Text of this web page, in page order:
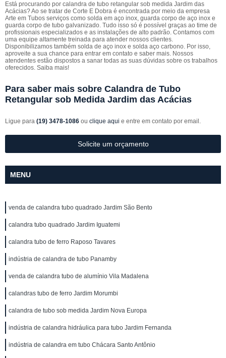
Está procurando por calandra de tubo retangular sob medida Jardim das
Acácias? Ao se tratar de Corte E Dobra é encontrada por meio da empresa
Arte em Tubos serviços como solda em aço inox, guarda corpo de aço inox e
guarda corpo de tubo galvanizado. Tudo isso só é possível graças ao time de
profissionais especializados e as instalações de alto padrão. Contamos com
uma equipe altamente treinada para atender nossos clientes.
Disponibilizamos também solda de aço inox e solda aço carbono. Por isso,
aproveite a sua chance para entrar em contato e saber mais. Nossos
atendentes estão dispostos a sanar todas as suas dúvidas sobre os trabalhos
oferecidos. Saiba mais!
Para saber mais sobre Calandra de Tubo
Retangular sob Medida Jardim das Acácias
Ligue para (19) 3478-1086 ou clique aqui e entre em contato por email.
Solicite um orçamento
MENU
venda de calandra tubo quadrado Jardim São Bento
calandra tubo quadrado Jardim Iguatemi
calandra tubo de ferro Raposo Tavares
indústria de calandra de tubo Panamby
venda de calandra tubo de alumínio Vila Madalena
calandras tubo de ferro Jardim Morumbi
calandra de tubo sob medida Jardim Nova Europa
indústria de calandra hidráulica para tubo Jardim Fernanda
indústria de calandra em tubo Chácara Santo Antônio